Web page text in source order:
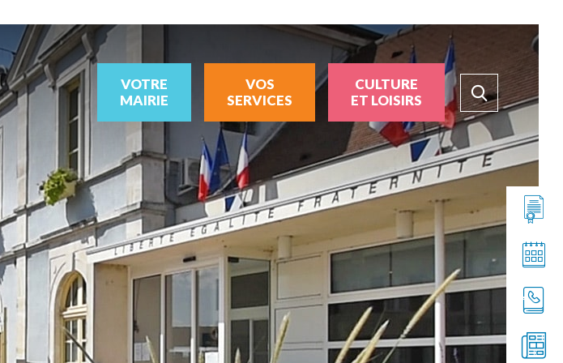
VOTRE
MAIRIE
VOS
SERVICES
CULTURE
ET LOISIRS